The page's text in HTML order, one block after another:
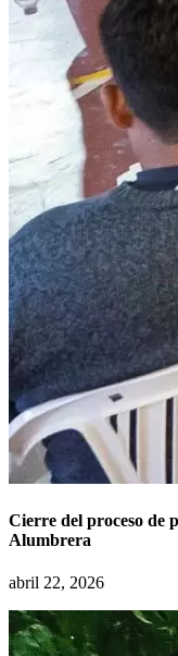
Cierre del proceso de
Alumbrera
abril 22, 2026